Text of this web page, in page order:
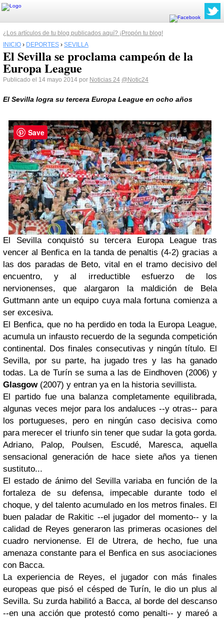
¿Los artículos de tu blog publicados aquí? ¡Propón tu blog!
INICIO › DEPORTES › SEVILLA
El Sevilla se proclama campeón de la
Europa League
Publicado el 14 mayo 2014 por Noticias 24 @Notic24
El Sevilla logra su tercera Europa League en ocho años
El Sevilla conquistó su tercera Europa League tras
vencer al Benfica en la tanda de penaltis (4-2) gracias a
las dos paradas de Beto, vital en el tramo decisivo del
encuentro, y al irreductible esfuerzo de los
nervionenses, que alargaron la maldición de Bela
Guttmann ante un equipo cuya mala fortuna comienza a
ser excesiva.
El Benfica, que no ha perdido en toda la Europa League,
acumula un infausto recuerdo de la segunda competición
continental. Dos finales consecutivas y ningún título. El
Sevilla, por su parte, ha jugado tres y las ha ganado
todas. La de Turín se suma a las de Eindhoven (2006) y
Glasgow(2007) y entran ya en la historia sevillista.
El partido fue una balanza completamente equilibrada,
algunas veces mejor para los andaluces --y otras-- para
los portugueses, pero en ningún caso decisiva como
para merecer el triunfo sin tener que sudar la gota gorda.
Adriano, Palop, Poulsen, Escudé, Maresca, aquella
sensacional generación de hace siete años ya tienen
sustituto...
El estado de ánimo del Sevilla variaba en función de la
fortaleza de su defensa, impecable durante todo el
choque, y del talento acumulado en los metros finales. El
buen paladar de Rakitic --el jugador del momento-- y la
calidad de Reyes generaron las primeras ocasiones del
cuadro nervionense. El de Utrera, de hecho, fue una
amenaza constante para el Benfica en sus asociaciones
con Bacca.
La experiencia de Reyes, el jugador con más finales
europeas que pisó el césped de Turín, le dio un plus al
Sevilla. Su zurda habilitó a Bacca, al borde del descanso
--en una acción que protestó como penalti-- y mareó a
Save